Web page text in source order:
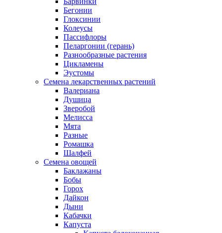
Бегонии
Глоксинии
Колеусы
Пассифлоры
Пеларгонии (герань)
Разнообразные растения
Цикламены
Эустомы
Семена лекарственных растений
Валериана
Душица
Зверобой
Мелисса
Мята
Разные
Ромашка
Шалфей
Семена овощей
Баклажаны
Бобы
Горох
Дайкон
Дыни
Кабачки
Капуста